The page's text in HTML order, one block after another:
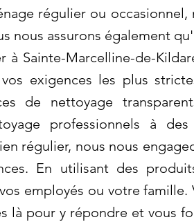
régulier ou occasionnel,
nous assurons également
Sainte-Marcelline-de-
exigences les plus
de nettoyage
professionnels à
régulier, nous nous
En utilisant des
employés ou votre famille.
là pour y répondre et vous